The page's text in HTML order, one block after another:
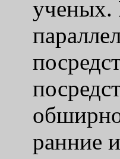
ученых.
ранние